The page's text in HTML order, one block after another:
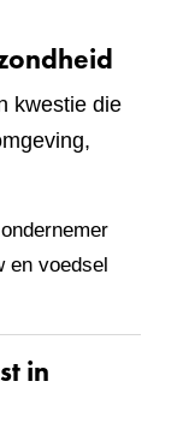
kwestie die
en voedsel
in